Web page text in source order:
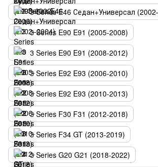
3 Series E46 Седан+Универсал
3 Series E90 E91 (2005-2008)
3 Series E90 E91 (2008-2012)
3 Series E92 E93 (2006-2010)
3 Series E92 E93 (2010-2013)
3 Series F30 F31 (2012-2018)
3 Series F34 GT (2013-2019)
3 Series G20 G21 (2018-2022)